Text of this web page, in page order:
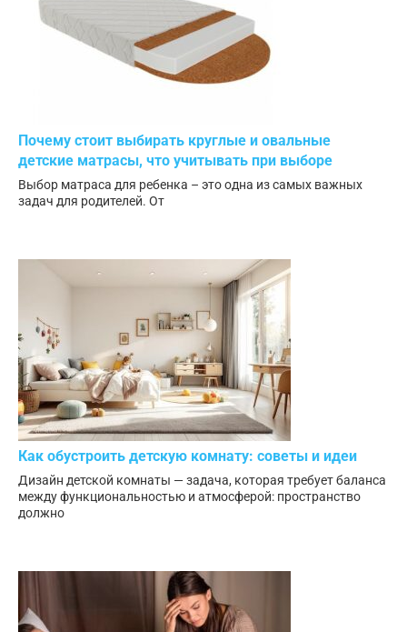
Почему стоит выбирать круглые и овальные
детские матрасы, что учитывать при выборе
Выбор матраса для ребенка – это одна из самых важных
задач для родителей. От
Как обустроить детскую комнату: советы и идеи
Дизайн детской комнаты — задача, которая требует баланса
между функциональностью и атмосферой: пространство
должно